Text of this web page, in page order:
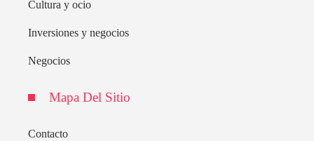
Cultura y ocio
Inversiones y negocios
Negocios
Mapa Del Sitio
Contacto